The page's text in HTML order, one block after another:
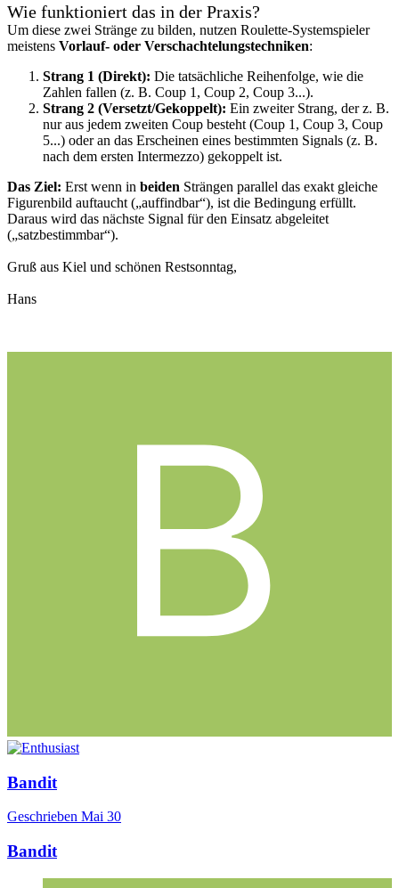
Wie funktioniert das in der Praxis?
Um diese zwei Stränge zu bilden, nutzen Roulette-Systemspieler
meistens Vorlauf- oder Verschachtelungstechniken:
Strang 1 (Direkt): Die tatsächliche Reihenfolge, wie die
Zahlen fallen (z. B. Coup 1, Coup 2, Coup 3...).
Strang 2 (Versetzt/Gekoppelt): Ein zweiter Strang, der z. B.
nur aus jedem zweiten Coup besteht (Coup 1, Coup 3, Coup
5...) oder an das Erscheinen eines bestimmten Signals (z. B.
nach dem ersten Intermezzo) gekoppelt ist.
Das Ziel: Erst wenn in beiden Strängen parallel das exakt gleiche
Figurenbild auftaucht („auffindbar“), ist die Bedingung erfüllt.
Daraus wird das nächste Signal für den Einsatz abgeleitet
(„satzbestimmbar“).
Gruß aus Kiel und schönen Restsonntag,
Hans
Bandit
Geschrieben Mai 30
Bandit